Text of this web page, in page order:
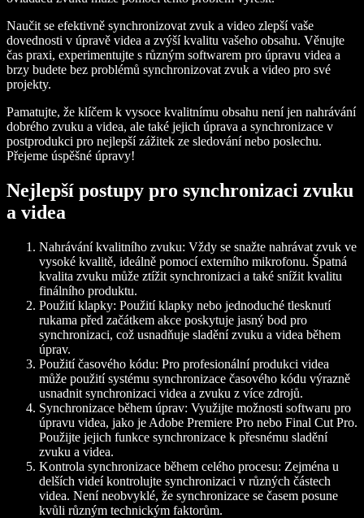
Naučit se efektivně synchronizovat zvuk a video zlepší vaše
dovednosti v úpravě videa a zvýší kvalitu vašeho obsahu. Věnujte
čas praxi, experimentujte s různým softwarem pro úpravu videa a
brzy budete bez problémů synchronizovat zvuk a video pro své
projekty.
Pamatujte, že klíčem k vysoce kvalitnímu obsahu není jen nahrávání
dobrého zvuku a videa, ale také jejich úprava a synchronizace v
postprodukci pro nejlepší zážitek ze sledování nebo poslechu.
Přejeme úspěšné úpravy!
Nejlepší postupy pro synchronizaci zvuku
a videa
Nahrávání kvalitního zvuku: Vždy se snažte nahrávat zvuk ve
vysoké kvalitě, ideálně pomocí externího mikrofonu. Špatná
kvalita zvuku může ztížit synchronizaci a také snížit kvalitu
finálního produktu.
Použití klapky: Použití klapky nebo jednoduché tlesknutí
rukama před začátkem akce poskytuje jasný bod pro
synchronizaci, což usnadňuje sladění zvuku a videa během
úprav.
Použití časového kódu: Pro profesionální produkci videa
může použití systému synchronizace časového kódu výrazně
usnadnit synchronizaci videa a zvuku z více zdrojů.
Synchronizace během úprav: Využijte možnosti softwaru pro
úpravu videa, jako je Adobe Premiere Pro nebo Final Cut Pro.
Použijte jejich funkce synchronizace k přesnému sladění
zvuku a videa.
Kontrola synchronizace během celého procesu: Zejména u
delších videí kontrolujte synchronizaci v různých částech
videa. Není neobvyklé, že synchronizace se časem posune
kvůli různým technickým faktorům.